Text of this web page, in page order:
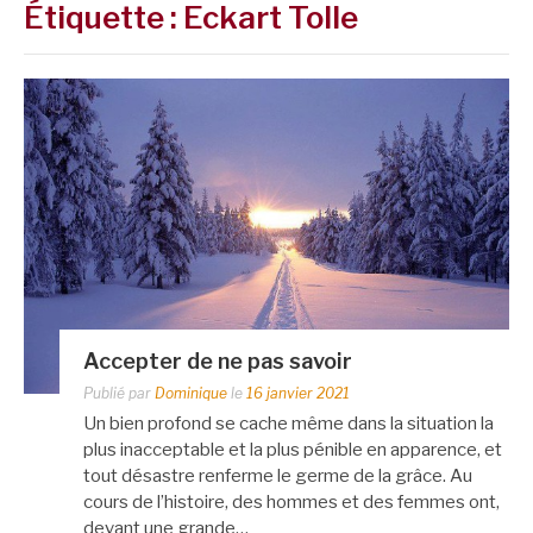
Étiquette : Eckart Tolle
Accepter de ne pas savoir
Publié par Dominique le 16 janvier 2021
Un bien profond se cache même dans la situation la
plus inacceptable et la plus pénible en apparence, et
tout désastre renferme le germe de la grâce. Au
cours de l’histoire, des hommes et des femmes ont,
devant une grande…